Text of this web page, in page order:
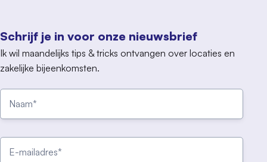
Schrijf je in voor onze nieuwsbrief
Ik wil maandelijks tips & tricks ontvangen over locaties en
zakelijke bijeenkomsten.